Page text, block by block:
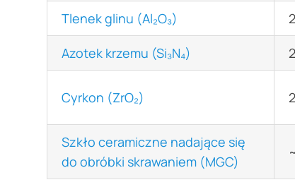
Tlenek glinu (Al₂O₃)
Azotek krzemu (Si₃N₄)
Cyrkon (ZrO₂)
Szkło ceramiczne nadające się
do obróbki skrawaniem (MGC)